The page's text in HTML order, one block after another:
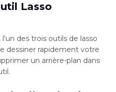
Lasso
des trois outils de lasso
dessiner rapidement votre
un arrière-plan dans